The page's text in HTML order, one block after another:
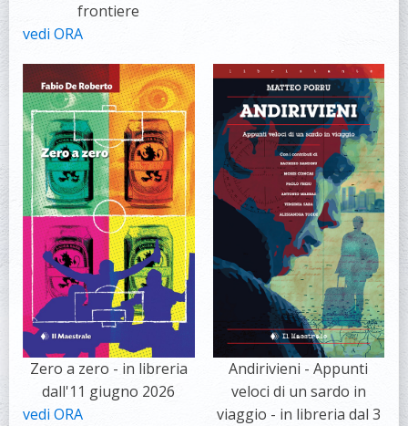
frontiere
vedi ORA
Zero a zero - in libreria
dall'11 giugno 2026
vedi ORA
Andirivieni - Appunti
veloci di un sardo in
viaggio - in libreria dal 3